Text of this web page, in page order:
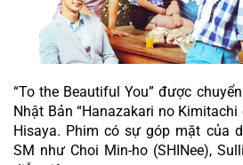
“To the Beautiful You” được
Nhật Bản “Hanazakari no
Hisaya. Phim có sự góp mặt của
SM như Choi Min-ho (SHINee),